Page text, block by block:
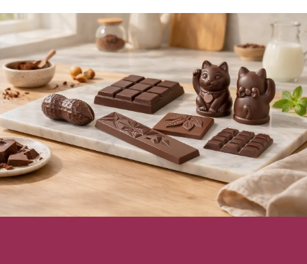
Poids du moulage final (à l'unité) : 63,5 g
Dimension de la plaque : 275 x 135 x 24 mm
Fabrication : Belgique
Moule vendu à l'unité
Chocolate World